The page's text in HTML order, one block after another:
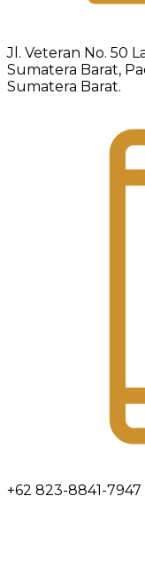
Jl. Veteran No. 50
Sumatera Barat,
Sumatera Barat.
+62 823-8841-7947